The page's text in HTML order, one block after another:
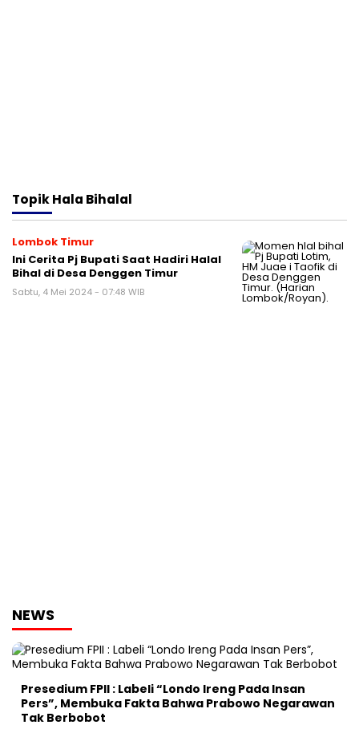
TopikHala Bihalal
Lombok Timur
Ini Cerita Pj Bupati Saat Hadiri Halal
Bihal di Desa Denggen Timur
Sabtu, 4 Mei 2024 - 07:48 WIB
NEWS
Presedium FPII : Labeli “Londo Ireng Pada Insan
Pers”, Membuka Fakta Bahwa Prabowo Negarawan
Tak Berbobot